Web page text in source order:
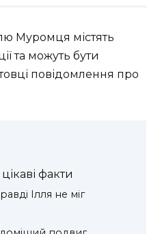
Муромця містять
та можуть бути
повідомлення про
факти
Ілля не міг